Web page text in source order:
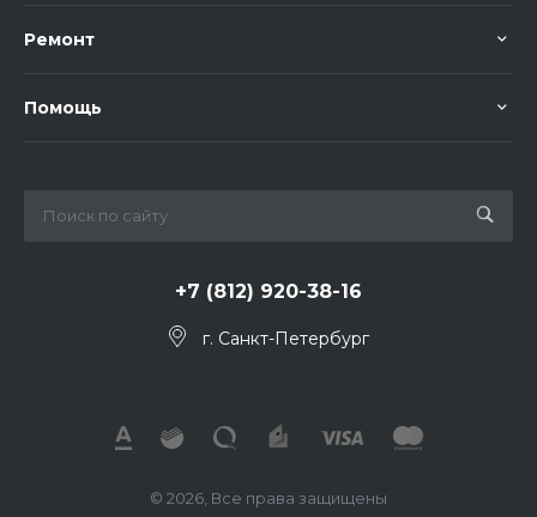
Ремонт
Помощь
+7 (812) 920-38-16
г. Санкт-Петербург
© 2026, Все права защищены